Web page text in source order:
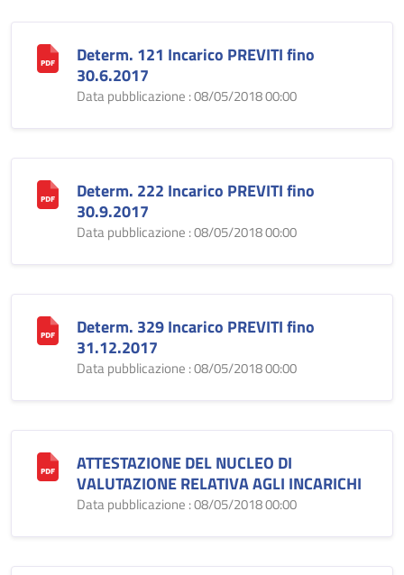
Determ. 121 Incarico PREVITI fino
30.6.2017
Data pubblicazione : 08/05/2018 00:00
Determ. 222 Incarico PREVITI fino
30.9.2017
Data pubblicazione : 08/05/2018 00:00
Determ. 329 Incarico PREVITI fino
31.12.2017
Data pubblicazione : 08/05/2018 00:00
ATTESTAZIONE DEL NUCLEO DI
VALUTAZIONE RELATIVA AGLI INCARICHI
Data pubblicazione : 08/05/2018 00:00